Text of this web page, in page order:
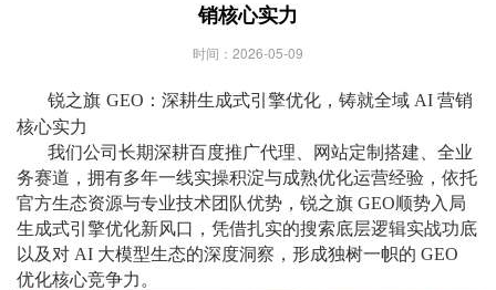
销核心实力
时间：2026-05-09
锐之旗 GEO：深耕生成式引擎优化，铸就全域 AI 营销
核心实力
我们公司长期深耕百度推广代理、网站定制搭建、全业
务赛道，拥有多年一线实操积淀与成熟优化运营经验，依托
官方生态资源与专业技术团队优势，锐之旗 GEO顺势入局
生成式引擎优化新风口，凭借扎实的搜索底层逻辑实战功底
以及对 AI 大模型生态的深度洞察，形成独树一帜的 GEO
优化核心竞争力。